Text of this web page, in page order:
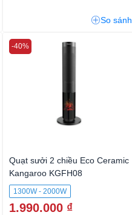
So sánh
Quạt sưởi 2 chiều Eco Ceramic
Kangaroo KGFH08
1300W - 2000W
1.990.000 ₫
-40%